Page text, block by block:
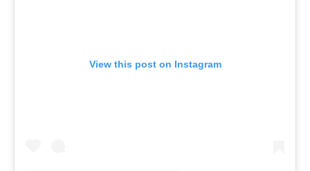
View this post on Instagram